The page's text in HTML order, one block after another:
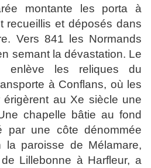
montante les porta à
recueillis et déposés dans
Vers 841 les Normands
semant la dévastation. Le
enlève les reliques du
à Conflans, où les
au Xe siècle une
chapelle bâtie au fond
par une côte dénommée
la paroisse de Mélamare,
Lillebonne à Harfleur, a